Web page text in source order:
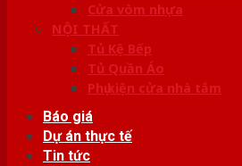
Cửa vòm nhựa
NỘI THẤT
Tủ Kệ Bếp
Tủ Quần Áo
Phụ kiện cửa nhà tắm
Báo giá
Dự án thực tế
Tin tức